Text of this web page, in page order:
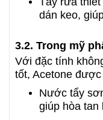
dán keo,
3.2. Trong mỹ
Với đặc tính
tốt, Acetone
Nước tẩy
giúp hòa tan